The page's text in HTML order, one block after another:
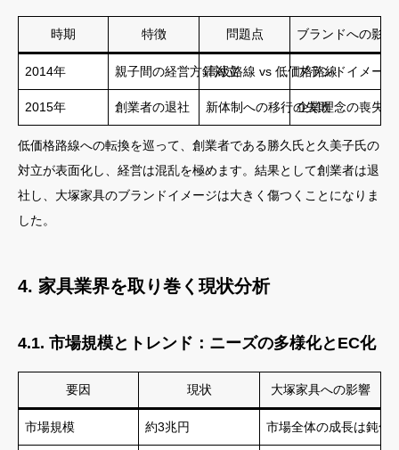
時期 特徴 問題点 ブランドへの影響
2014年 親子間の経営方針対立高級路線 vs 低価格路線ブランドイメー
2015年 創業者の退社 新体制への移行の失敗企業理念の喪失
低価格路線への転換を巡って、創業者である勝久氏と久美子氏の
対立が表面化し、経営は混乱を極めます。結果として創業者は退
社し、大塚家具のブランドイメージは大きく傷つくことになりま
した。
4. 家具業界を取り巻く現状分析
4.1. 市場規模とトレンド：ニーズの多様化とEC化
要因 現状 大塚家具への影響
市場規模 約3兆円 市場全体の成長は鈍化